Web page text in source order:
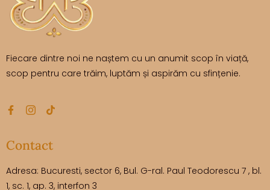
Fiecare dintre noi ne naștem cu un anumit scop în viață,
scop pentru care trăim, luptăm și aspirăm cu sfințenie.
Contact
Adresa: Bucuresti, sector 6, Bul. G-ral. Paul Teodorescu 7 , bl.
1, sc. 1, ap. 3, interfon 3